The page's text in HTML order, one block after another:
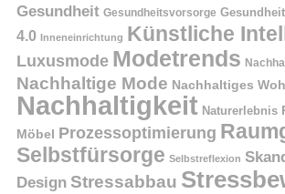
Gesundheit Gesundheitsvorsorge
4.0
Inneneinrichtung Künstliche
Luxusmode Modetrends
Nachhaltige Mode Nachhaltiges
Nachhaltigkeit Naturerlebnis
Möbel
Prozessoptimierung
Selbstfürsorge Selbstreflexion
Design Stressabbau